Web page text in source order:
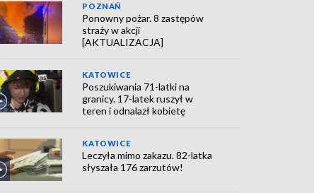
POZNAŃ
Ponowny pożar. 8 zastępów
straży w akcji
[AKTUALIZACJA]
KATOWICE
Poszukiwania 71-latki na
granicy. 17-latek ruszył w
teren i odnalazł kobietę
KATOWICE
Leczyła mimo zakazu. 82-latka
słyszała 176 zarzutów!